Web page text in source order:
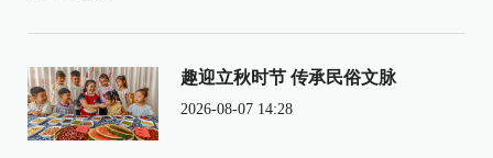
趣迎立秋时节 传承民俗文脉
2026-08-07 14:28